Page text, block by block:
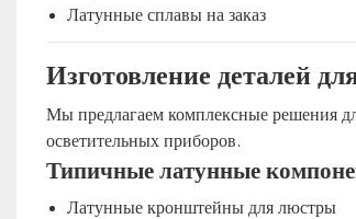
Латунные сплавы на заказ
Изготовление деталей
Мы предлагаем комплексные решения
осветительных приборов.
Типичные латунные
Латунные кронштейны для люстры